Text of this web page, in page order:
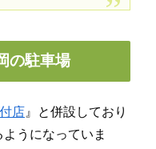
の駐車場
店 』と併設しており
うになっていま